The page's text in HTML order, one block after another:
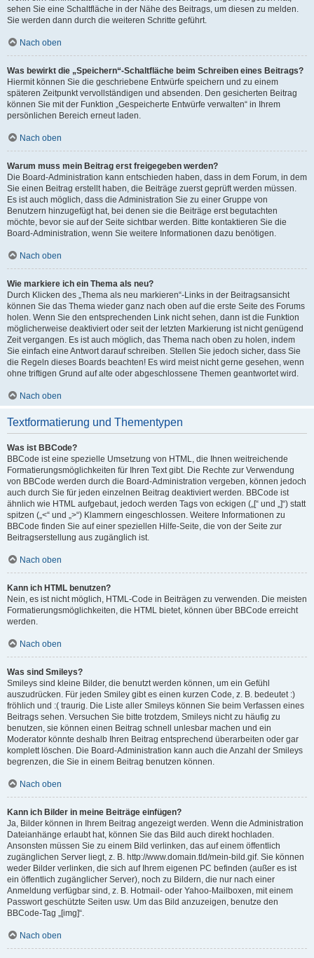
sehen Sie eine Schaltfläche in der Nähe des Beitrags, um diesen zu melden.
Sie werden dann durch die weiteren Schritte geführt.
Nach oben
Was bewirkt die „Speichern“-Schaltfläche beim Schreiben eines Beitrags?
Hiermit können Sie die geschriebene Entwürfe speichern und zu einem
späteren Zeitpunkt vervollständigen und absenden. Den gesicherten Beitrag
können Sie mit der Funktion „Gespeicherte Entwürfe verwalten“ in Ihrem
persönlichen Bereich erneut laden.
Nach oben
Warum muss mein Beitrag erst freigegeben werden?
Die Board-Administration kann entschieden haben, dass in dem Forum, in dem
Sie einen Beitrag erstellt haben, die Beiträge zuerst geprüft werden müssen.
Es ist auch möglich, dass die Administration Sie zu einer Gruppe von
Benutzern hinzugefügt hat, bei denen sie die Beiträge erst begutachten
möchte, bevor sie auf der Seite sichtbar werden. Bitte kontaktieren Sie die
Board-Administration, wenn Sie weitere Informationen dazu benötigen.
Nach oben
Wie markiere ich ein Thema als neu?
Durch Klicken des „Thema als neu markieren“-Links in der Beitragsansicht
können Sie das Thema wieder ganz nach oben auf die erste Seite des Forums
holen. Wenn Sie den entsprechenden Link nicht sehen, dann ist die Funktion
möglicherweise deaktiviert oder seit der letzten Markierung ist nicht genügend
Zeit vergangen. Es ist auch möglich, das Thema nach oben zu holen, indem
Sie einfach eine Antwort darauf schreiben. Stellen Sie jedoch sicher, dass Sie
die Regeln dieses Boards beachten! Es wird meist nicht gerne gesehen, wenn
ohne triftigen Grund auf alte oder abgeschlossene Themen geantwortet wird.
Nach oben
Textformatierung und Thementypen
Was ist BBCode?
BBCode ist eine spezielle Umsetzung von HTML, die Ihnen weitreichende
Formatierungsmöglichkeiten für Ihren Text gibt. Die Rechte zur Verwendung
von BBCode werden durch die Board-Administration vergeben, können jedoch
auch durch Sie für jeden einzelnen Beitrag deaktiviert werden. BBCode ist
ähnlich wie HTML aufgebaut, jedoch werden Tags von eckigen („[“ und „]“) statt
spitzen („<“ und „>“) Klammern eingeschlossen. Weitere Informationen zu
BBCode finden Sie auf einer speziellen Hilfe-Seite, die von der Seite zur
Beitragserstellung aus zugänglich ist.
Nach oben
Kann ich HTML benutzen?
Nein, es ist nicht möglich, HTML-Code in Beiträgen zu verwenden. Die meisten
Formatierungsmöglichkeiten, die HTML bietet, können über BBCode erreicht
werden.
Nach oben
Was sind Smileys?
Smileys sind kleine Bilder, die benutzt werden können, um ein Gefühl
auszudrücken. Für jeden Smiley gibt es einen kurzen Code, z. B. bedeutet :)
fröhlich und :( traurig. Die Liste aller Smileys können Sie beim Verfassen eines
Beitrags sehen. Versuchen Sie bitte trotzdem, Smileys nicht zu häufig zu
benutzen, sie können einen Beitrag schnell unlesbar machen und ein
Moderator könnte deshalb Ihren Beitrag entsprechend überarbeiten oder gar
komplett löschen. Die Board-Administration kann auch die Anzahl der Smileys
begrenzen, die Sie in einem Beitrag benutzen können.
Nach oben
Kann ich Bilder in meine Beiträge einfügen?
Ja, Bilder können in Ihrem Beitrag angezeigt werden. Wenn die Administration
Dateianhänge erlaubt hat, können Sie das Bild auch direkt hochladen.
Ansonsten müssen Sie zu einem Bild verlinken, das auf einem öffentlich
zugänglichen Server liegt, z. B. http://www.domain.tld/mein-bild.gif. Sie können
weder Bilder verlinken, die sich auf Ihrem eigenen PC befinden (außer es ist
ein öffentlich zugänglicher Server), noch zu Bildern, die nur nach einer
Anmeldung verfügbar sind, z. B. Hotmail- oder Yahoo-Mailboxen, mit einem
Passwort geschützte Seiten usw. Um das Bild anzuzeigen, benutze den
BBCode-Tag „[img]“.
Nach oben